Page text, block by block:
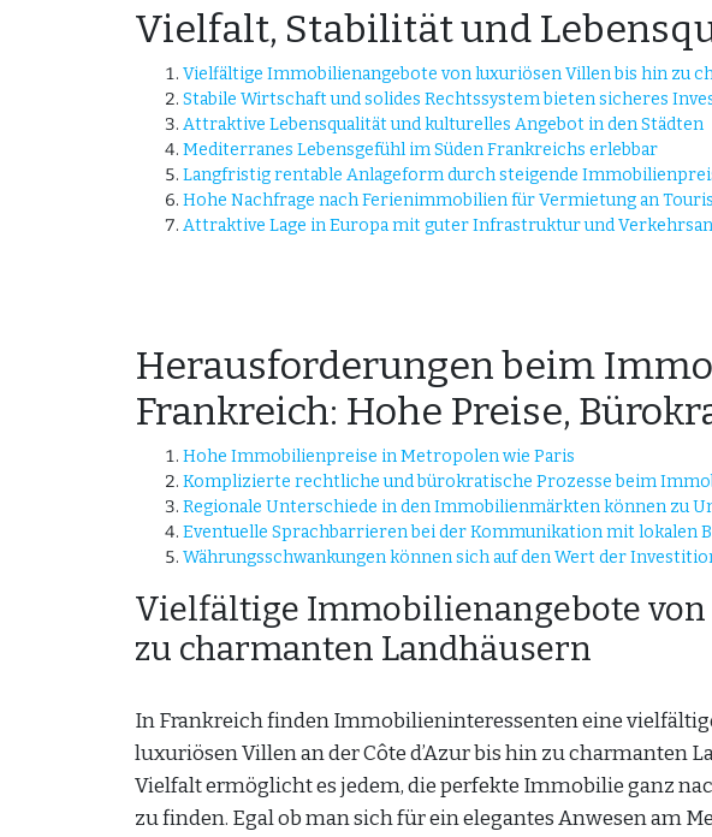
Vielfalt, Stabilität und
Vielfältige Immobilienangebote von luxuriösen Villen bis hin zu
Stabile Wirtschaft und solides Rechtssystem bieten sicheres
Attraktive Lebensqualität und kulturelles Angebot in den Städten
Mediterranes Lebensgefühl im Süden Frankreichs erlebbar
Langfristig rentable Anlageform durch steigende
Hohe Nachfrage nach Ferienimmobilien für Vermietung an
Attraktive Lage in Europa mit guter Infrastruktur und
Herausforderungen beim
Frankreich: Hohe Preise,
Hohe Immobilienpreise in Metropolen wie Paris
Komplizierte rechtliche und bürokratische Prozesse beim
Regionale Unterschiede in den Immobilienmärkten können zu
Eventuelle Sprachbarrieren bei der Kommunikation mit lokalen
Währungsschwankungen können sich auf den Wert der
Vielfältige Immobilienangebote
zu charmanten Landhäusern
In Frankreich finden Immobilieninteressenten eine
luxuriösen Villen an der Côte d’Azur bis hin zu charmanten
Vielfalt ermöglicht es jedem, die perfekte Immobilie ganz
zu finden. Egal ob man sich für ein elegantes Anwesen am